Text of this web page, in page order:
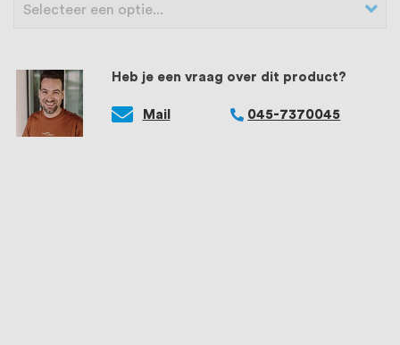
Heb je een vraag over dit product?
Mail 045-7370045